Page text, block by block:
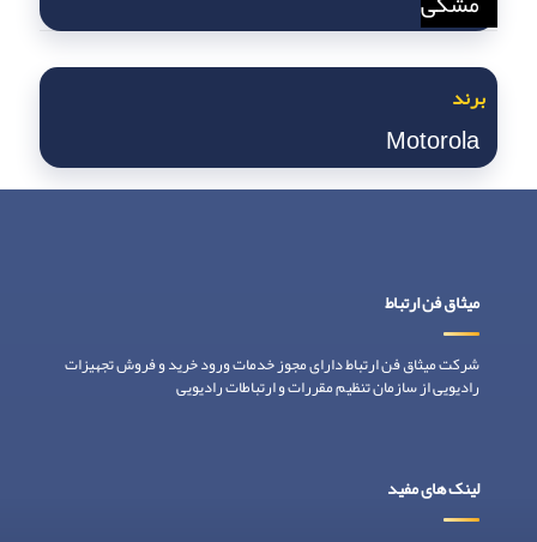
برند
Motorola
میثاق فن ارتباط
شرکت میثاق فن ارتباط دارای مجوز خدمات ورود خرید و فروش تجهیزات
رادیویی از سازمان تنظیم مقررات و ارتباطات رادیویی
لینک های مفید